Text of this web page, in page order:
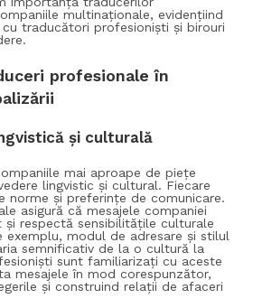
multinaționale, evidențiind
traducători profesioniști și birouri
profesionale în
și culturală
mai aproape de piețe
lingvistic și cultural. Fiecare
norme și preferințe de comunicare.
asigură că mesajele companiei
și respectă sensibilitățile culturale
exemplu, modul de adresare și stilul
semnificativ de la o cultură la
sunt familiarizați cu aceste
mesajele în mod corespunzător,
și construind relații de afaceri